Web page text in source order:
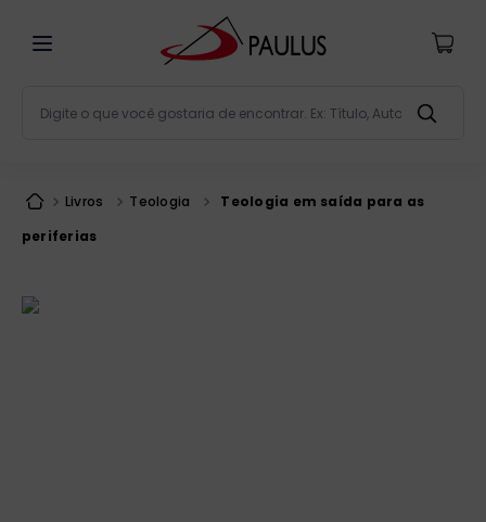
Livros Teologia
Teologia em saída para as
periferias
2º liturgia